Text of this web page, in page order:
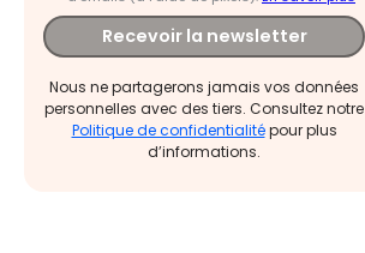
Recevoir la newsletter
Nous ne partagerons jamais vos données
personnelles avec des tiers. Consultez notre
Politique de confidentialitépour plus
d’informations.